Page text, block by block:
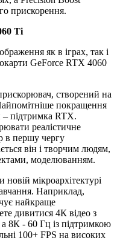
прискорення.
Ti
як в іграх, так і
GeForce RTX 4060
створений на
покращення
підтримка RTX.
реалістичне
в першу чергу
він і творчим людям,
моделюванням.
мікроархітектурі
Наприклад,
найкраще
дивитися 4К відео з
8К - 60 Гц із підтримкою
100+ FPS на високих